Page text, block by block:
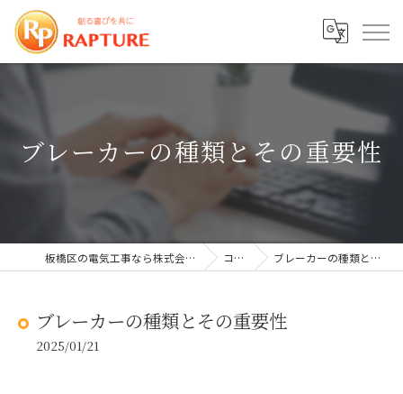
ブレーカーの種類とその重要性
板橋区の電気工事なら株式会社ラプチャー コラム ブレーカーの種類とその重要性
ブレーカーの種類とその重要性
2025/01/21